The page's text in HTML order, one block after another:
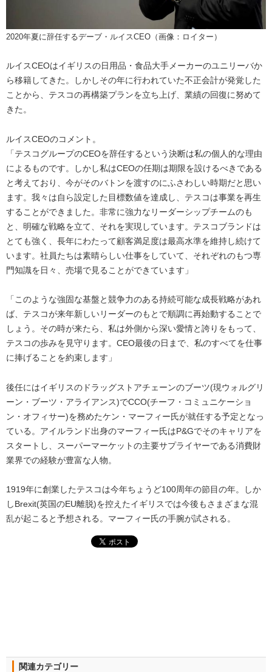
2020年夏に辞任するデーブ・ルイスCEO（画像：ロイター）
ルイスCEOはイギリスの日用品・食品大手メーカーのユニリーバか
ら移籍してきた。しかしその年に行われていた不正会計が発覚した
ことから、テスコの再構築プランを立ち上げ、業績の回復に努めて
きた。
ルイスCEOのコメント。
「テスコグループのCEOを辞任するという決断は私の個人的な理由
によるものです。しかし私はCEOの任期は期限を設けるべきである
と考えており、今がそのバトンを渡すのにふさわしい時期だと思い
ます。我々は自ら設定した目標数値を達成し、テスコは事業を再生
することができました。非常に強力なリーダーシップチームのも
と、明確な戦略を立て、それを実現しています。テスコブランドは
とても強く、長年にわたって顧客満足度は最高水準を維持し続けて
います。社員たちは素晴らしい仕事をしていて、それぞれのもつ専
門知識を日々、売場で見ることができています」
「このような強固な基盤と競争力のある持続可能な成長戦略があれ
ば、テスコが来年新しいリーダーのもとで順調に再始動することで
しょう。その時が来たら、私は外側から深い愛情と誇りをもって、
テスコの歩みを見守ります。CEO最後の日まで、私のすべてを仕事
に捧げることを約束します」
後任にはイギリスのドラッグストアチェーンのブーツ(現ウォルグリ
ーン・ブーツ・アライアンス)でCCO(チーフ・コミュニケーショ
ン・オフィサー)を務めたケン・マーフィー氏が就任する予定となっ
ている。アイルランド出身のマーフィー氏はP&Gでそのキャリアを
スタートし、スーパーマーケットの主要サプライヤーである消費財
業界での経験が豊富な人物。
1919年に創業したテスコは今年ちょうど100周年の節目の年。しか
しBrexit(英国のEU離脱)を控えたイギリスでは今後もさまざまな混
乱が起こると予想される。マーフィー氏の手腕が試される。
関連カテゴリー